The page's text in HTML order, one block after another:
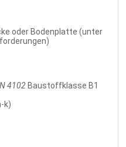
oder Bodenplatte (unter
4102 Baustoffklasse B1
k)